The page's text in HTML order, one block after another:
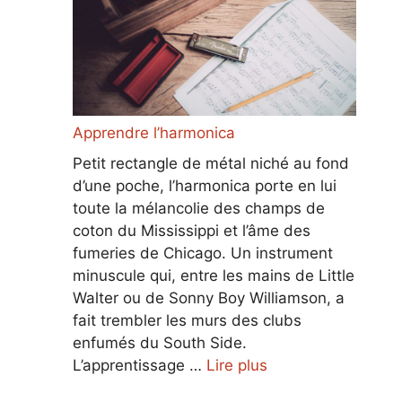
Apprendre l’harmonica
Petit rectangle de métal niché au fond
d’une poche, l’harmonica porte en lui
toute la mélancolie des champs de
coton du Mississippi et l’âme des
fumeries de Chicago. Un instrument
minuscule qui, entre les mains de Little
Walter ou de Sonny Boy Williamson, a
fait trembler les murs des clubs
enfumés du South Side.
L’apprentissage … Lire plus